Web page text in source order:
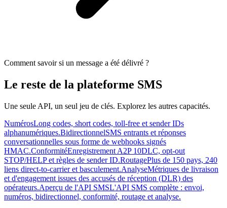
Comment savoir si un message a été délivré ?
Le reste de la plateforme SMS
Une seule API, un seul jeu de clés. Explorez les autres capacités.
NumérosLong codes, short codes, toll-free et sender IDs
alphanumériques.BidirectionnelSMS entrants et réponses
conversationnelles sous forme de webhooks signés
HMAC.ConformitéEnregistrement A2P 10DLC, opt-out
STOP/HELP et règles de sender ID.RoutagePlus de 150 pays, 240
liens direct-to-carrier et basculement.AnalyseMétriques de livraison
et d'engagement issues des accusés de réception (DLR) des
opérateurs.Aperçu de l'API SMSL'API SMS complète : envoi,
numéros, bidirectionnel, conformité, routage et analyse.